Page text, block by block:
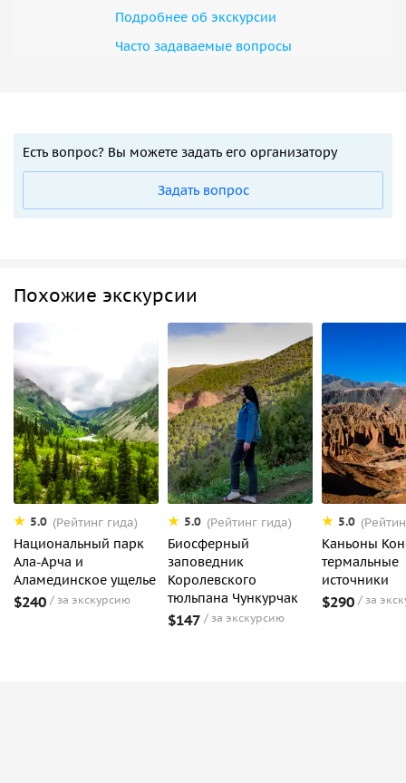
Подробнее об экскурсии
Часто задаваемые вопросы
Есть вопрос? Вы можете задать его организатору
Задать вопрос
Похожие экскурсии
5.0 (Рейтинг гида)
Национальный парк
Ала-Арча и
Аламединское ущелье
$240 за экскурсию
5.0 (Рейтинг гида)
Биосферный
заповедник
Королевского
тюльпана Чункурчак
$147 за экскурсию
5.0
Каньоны
термальные
источники
$290 за